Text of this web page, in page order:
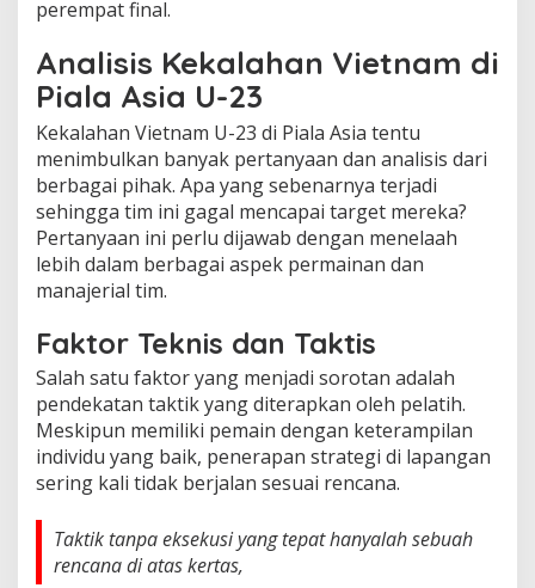
perempat final.
Analisis Kekalahan Vietnam di
Piala Asia U-23
Kekalahan Vietnam U-23 di Piala Asia tentu
menimbulkan banyak pertanyaan dan analisis dari
berbagai pihak. Apa yang sebenarnya terjadi
sehingga tim ini gagal mencapai target mereka?
Pertanyaan ini perlu dijawab dengan menelaah
lebih dalam berbagai aspek permainan dan
manajerial tim.
Faktor Teknis dan Taktis
Salah satu faktor yang menjadi sorotan adalah
pendekatan taktik yang diterapkan oleh pelatih.
Meskipun memiliki pemain dengan keterampilan
individu yang baik, penerapan strategi di lapangan
sering kali tidak berjalan sesuai rencana.
Taktik tanpa eksekusi yang tepat hanyalah sebuah
rencana di atas kertas,